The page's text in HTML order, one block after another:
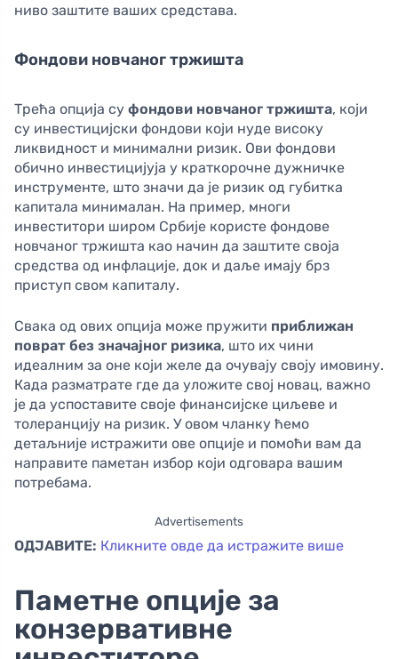
ниво заштите ваших средстава.
Фондови новчаног тржишта
Трећа опција су фондови новчаног тржишта, који
су инвестицијски фондови који нуде високу
ликвидност и минимални ризик. Ови фондови
обично инвестицијуја у краткорочне дужничке
инструменте, што значи да је ризик од губитка
капитала минималан. На пример, многи
инвеститори широм Србије користе фондове
новчаног тржишта као начин да заштите своја
средства од инфлације, док и даље имају брз
приступ свом капиталу.
Свака од ових опција може пружити приближан
поврат без значајног ризика, што их чини
идеалним за оне који желе да очувају своју имовину.
Када разматрате где да уложите свој новац, важно
је да успоставите своје финансијске циљеве и
толеранцију на ризик. У овом чланку ћемо
детаљније истражити ове опције и помоћи вам да
направите паметан избор који одговара вашим
потребама.
Advertisements
ОДЈАВИТЕ: Кликните овде да истражите више
Паметне опције за
конзервативне